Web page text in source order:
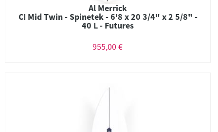
Al Merrick
CI Mid Twin - Spinetek - 6'8 x 20 3/4" x 2 5/8" -
40 L - Futures
955,00 €